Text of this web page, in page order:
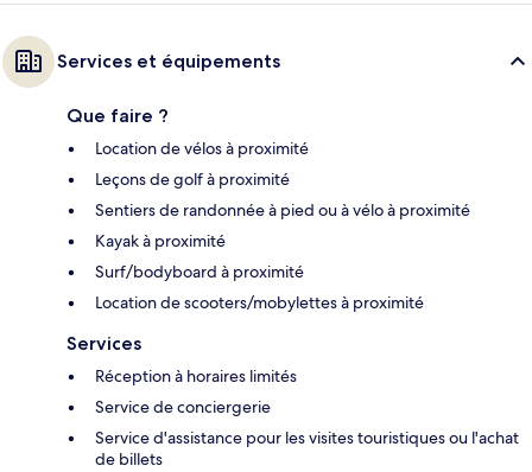
Services et équipements
Que faire ?
Location de vélos à proximité
Leçons de golf à proximité
Sentiers de randonnée à pied ou à vélo à proximité
Kayak à proximité
Surf/bodyboard à proximité
Location de scooters/mobylettes à proximité
Services
Réception à horaires limités
Service de conciergerie
Service d'assistance pour les visites touristiques ou l'achat
de billets